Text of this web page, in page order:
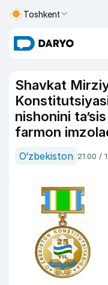
Toshkent
Shavkat
nishonini
farmon
O‘zbekiston 21:00 /